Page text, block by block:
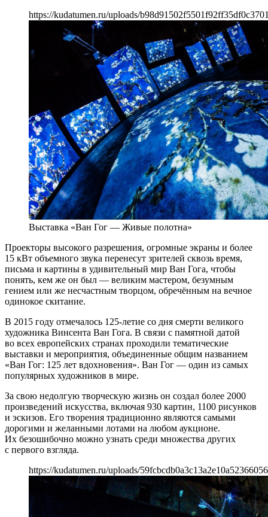
https://kudatumen.ru/uploads/
Выставка «Ван Гог — Живые полотна»
Проекторы высокого разрешения, огромные экраны и более
15 кВт объемного звука перенесут зрителей сквозь время,
письма и картины в удивительный мир Ван Гога, чтобы
понять, кем же он был — великим мастером, безумным
гением или же несчастным творцом, обречённым на вечное
одинокое скитание.
В 2015 году отмечалось 125-летие со дня смерти великого
художника Винсента Ван Гога. В связи с памятной датой
во всех европейских странах проходили тематические
выставки и мероприятия, объединенные общим названием
«Ван Гог: 125 лет вдохновения». Ван Гог — один из самых
популярных художников в мире.
За свою недолгую творческую жизнь он создал более 2000
произведений искусства, включая 930 картин, 1100 рисунков
и эскизов. Его творения традиционно являются самыми
дорогими и желанными лотами на любом аукционе.
Их безошибочно можно узнать среди множества других
с первого взгляда.
https://kudatumen.ru/uploads/